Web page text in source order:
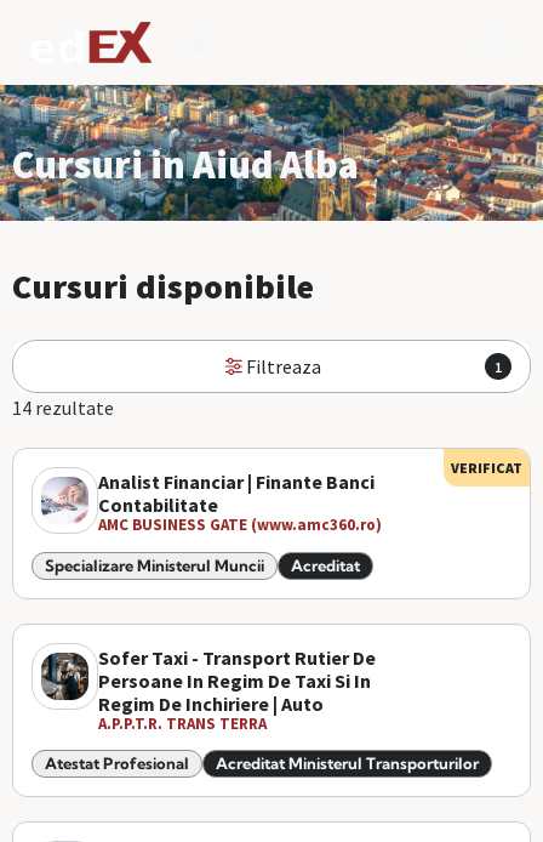
Cursuri in Aiud Alba
Cursuri disponibile
Filtreaza 1
14 rezultate
Analist Financiar | Finante Banci
Contabilitate
AMC BUSINESS GATE (www.amc360.ro)
Specializare Ministerul Muncii Acreditat
VERIFICAT
Sofer Taxi - Transport Rutier De
Persoane In Regim De Taxi Si In
Regim De Inchiriere | Auto
A.P.P.T.R. TRANS TERRA
Atestat Profesional Acreditat Ministerul Transporturilor